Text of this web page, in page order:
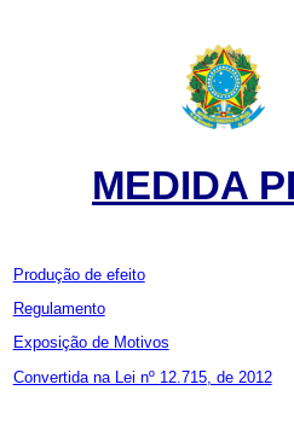
MEDIDA
Produção de efeito
Regulamento
Exposição de Motivos
Convertida na Lei nº 12.715, de 2012